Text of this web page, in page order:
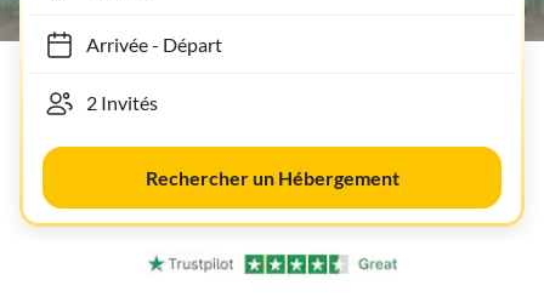
Arrivée- Départ
Rechercher un Hébergement